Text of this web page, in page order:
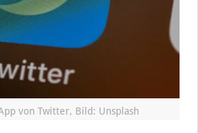
von Twitter, Bild: Unsplash